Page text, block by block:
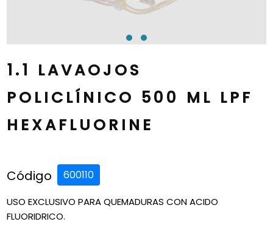
1.1 LAVAOJOS
POLICLÍNICO 500 ML LPF
HEXAFLUORINE
Código 600110
USO EXCLUSIVO PARA QUEMADURAS CON ACIDO
FLUORIDRICO.